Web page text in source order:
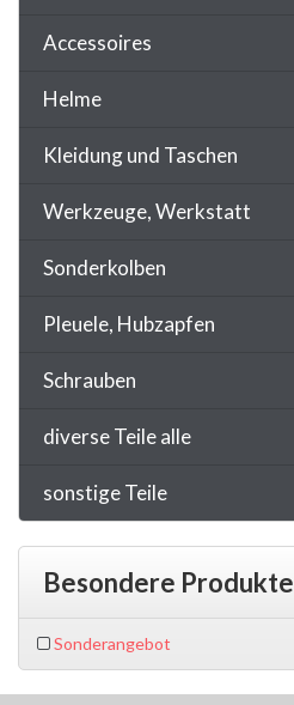
Accessoires
Helme
Kleidung und Taschen
Werkzeuge, Werkstatt
Sonderkolben
Pleuele, Hubzapfen
Schrauben
diverse Teile alle
sonstige Teile
Besondere Produkte
Sonderangebot